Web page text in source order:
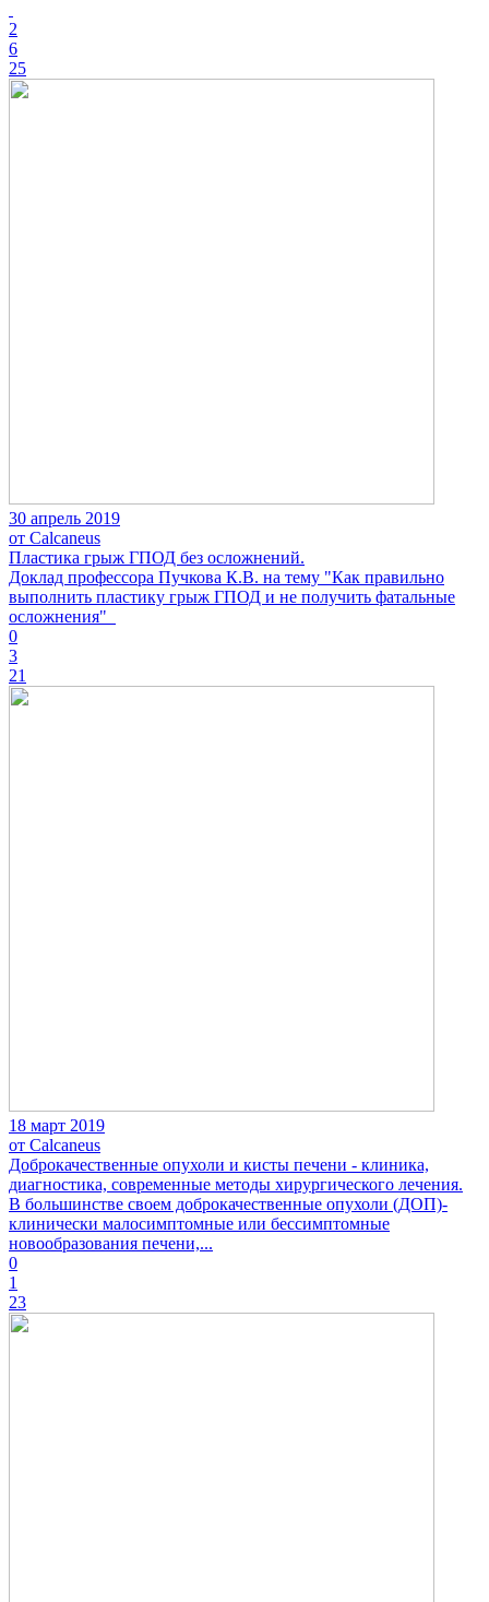
2
6
25
30 апрель 2019
от Calcaneus
Пластика грыж ГПОД без осложнений.
Доклад профессора Пучкова К.В. на тему "Как правильно
выполнить пластику грыж ГПОД и не получить фатальные
осложнения"
0
3
21
18 март 2019
от Calcaneus
Доброкачественные опухоли и кисты печени - клиника,
диагностика, современные методы хирургического лечения.
В большинстве своем доброкачественные опухоли (ДОП)-
клинически малосимптомные или бессимптомные
новообразования печени,...
0
1
23